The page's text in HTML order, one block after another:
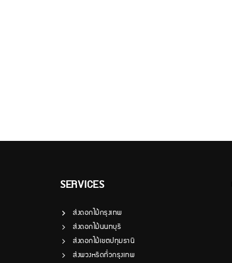
SERVICES
ส่งดอกไม้กรุงเทพ
ส่งดอกไม้นนทบุรี
ส่งดอกไม้เขตปทุมธานี
ส่งพวงหรีดทั่วกรุงเทพ